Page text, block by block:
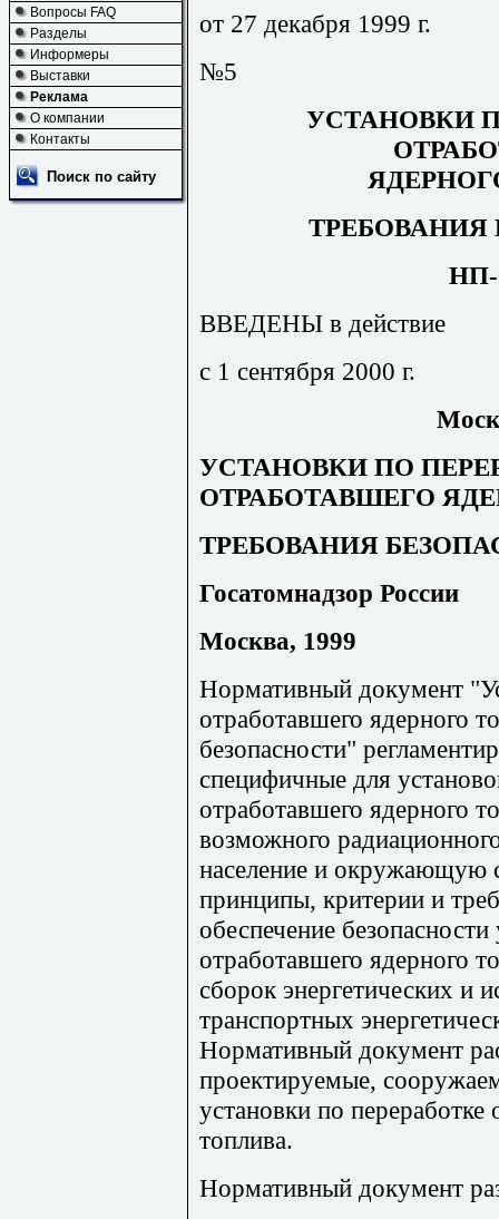
Вопросы FAQ
Разделы
Информеры
Выставки
Реклама
О компании
Контакты
Поиск по сайту
от 27 декабря 1999 г.
№5
УСТАНОВКИ
ТРЕБОВАНИЯ
НП-
ВВЕДЕНЫ в действие
с 1 сентября 2000 г.
УСТАНОВКИ ПО
ОТРАБОТАВШЕГО
ТРЕБОВАНИЯ
Госатомнадзор России
Москва, 1999
Нормативный документ
отработавшего ядерного
безопасности"
специфичные для
отработавшего ядерного
возможного
население и окружающую
принципы, критерии и
обеспечение
отработавшего ядерного
сборок энергетических и
транспортных
Нормативный документ
проектируемые,
установки по переработке
топлива.
Нормативный документ